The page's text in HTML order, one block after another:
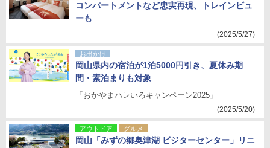
コンパートメントなど忠実再現、トレインビュ
ーも
(2025/5/27)
お出かけ
岡山県内の宿泊が1泊5000円引き、夏休み期
間・素泊まりも対象
「おかやまハレいろキャンペーン2025」
(2025/5/20)
アウトドア グルメ
岡山「みずの郷奥津湖 ビジターセンター」リニ